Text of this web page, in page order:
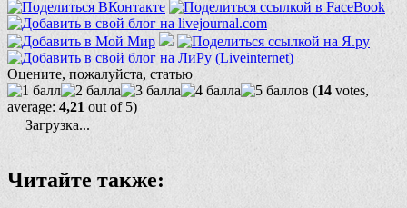
Оцените, пожалуйста, статью
(14 votes,
average: 4,21 out of 5)
Загрузка...
Читайте также: